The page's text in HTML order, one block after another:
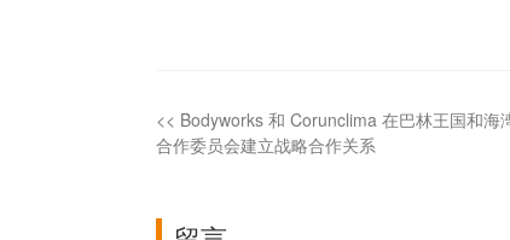
<< Bodyworks 和 Corunclima 在巴林王国和海
合作委员会建立战略合作关系